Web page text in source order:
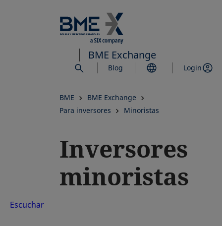
al
contenido
principal
BME Exchange
Blog Login
BME
BME Exchange
Para inversores
Minoristas
Inversores
minoristas
Escuchar